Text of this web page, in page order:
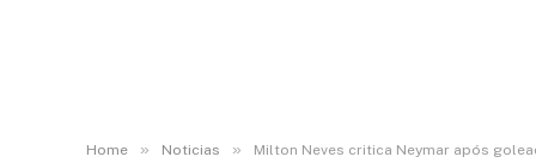
Home » Noticias » Milton Neves critica Neymar após